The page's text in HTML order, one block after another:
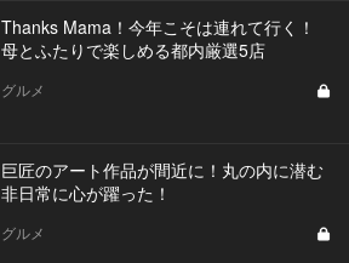
Thanks Mama！今年こそは連れて行く！
母とふたりで楽しめる都内厳選5店
グルメ
巨匠のアート作品が間近に！丸の内に潜む
非日常に心が躍った！
グルメ